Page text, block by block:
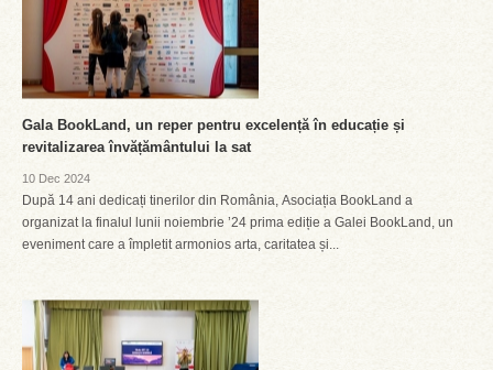
Gala BookLand, un reper pentru excelență în educație și
revitalizarea învățământului la sat
10 Dec 2024
După 14 ani dedicați tinerilor din România, Asociația BookLand a
organizat la finalul lunii noiembrie ’24 prima ediție a Galei BookLand, un
eveniment care a împletit armonios arta, caritatea și...